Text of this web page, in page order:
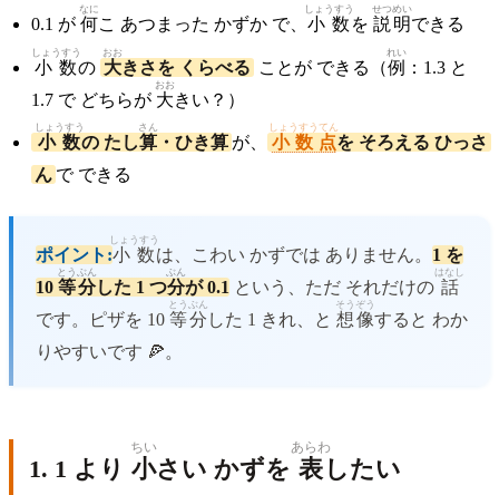
0.1 が 何
なに
こ あつまった かずか で、 小数
しょうすう
を 説明
せつめい
できる
小数
しょうすう
の 大
おお
きさを くらべる ことが できる（例
れい
：1.3 と
1.7 で どちらが 大
おお
きい？）
小数
しょうすう
の たし算
さん
・ひき算 が、 小数点
しょうすうてん
を そろえる ひっさ
ん で できる
ポイント:小数
しょうすう
は、こわい かずでは ありません。 1 を
10 等分
とうぶん
した 1 つ分
ぶん
が 0.1 という、ただ それだけの 話
はなし
です。ピザを 10 等分
とうぶん
した 1 きれ、と 想像
そうぞう
すると わか
りやすいです 🍕。
1. 1 より 小
ちい
さい かずを 表
あらわ
したい